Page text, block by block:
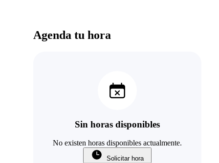
Agenda tu hora
Sin horas disponibles
No existen horas disponibles actualmente.
Solicitar hora